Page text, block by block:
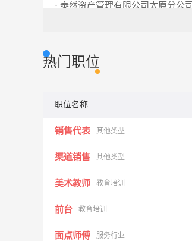
· 泰然资产管理有限公司太原分公司
热门职位
职位名称
销售代表 其他类型
渠道销售 其他类型
美术教师 教育培训
前台 教育培训
面点师傅 服务行业